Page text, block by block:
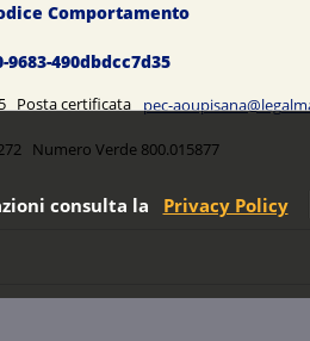
Comportamento
490dbdcc7d35
Posta certificata pec-
Numero Verde 800.015877
consulta la Privacy Policy